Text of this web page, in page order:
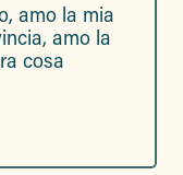
amo la mia
amo la
cosa